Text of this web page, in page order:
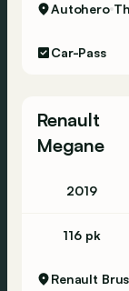
Autohero
Car-Pass
Renault
Megane
2019
116 pk
Renault